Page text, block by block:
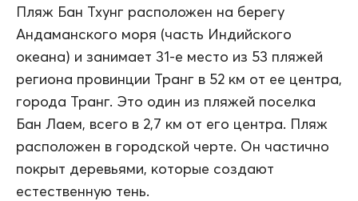
Пляж Бан Тхунг расположен на берегу
Андаманского моря (часть Индийского
океана) и занимает 31-е место из 53 пляжей
региона провинции Транг в 52 км от ее центра,
города Транг. Это один из пляжей поселка
Бан Лаем, всего в 2,7 км от его центра. Пляж
расположен в городской черте. Он частично
покрыт деревьями, которые создают
естественную тень.